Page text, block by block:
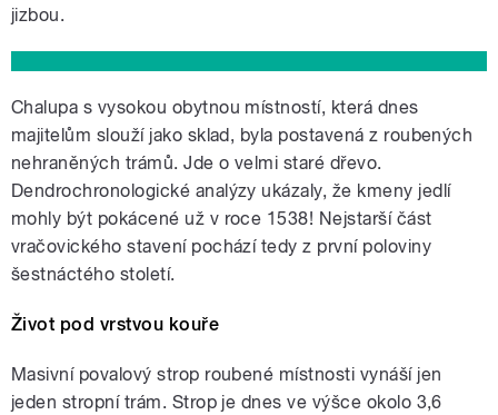
jizbou.
Chalupa s vysokou obytnou místností, která dnes
majitelům slouží jako sklad, byla postavená z roubených
nehraněných trámů. Jde o velmi staré dřevo.
Dendrochronologické analýzy ukázaly, že kmeny jedlí
mohly být pokácené už v roce 1538! Nejstarší část
vračovického stavení pochází tedy z první poloviny
šestnáctého století.
Život pod vrstvou kouře
Masivní povalový strop roubené místnosti vynáší jen
jeden stropní trám. Strop je dnes ve výšce okolo 3,6